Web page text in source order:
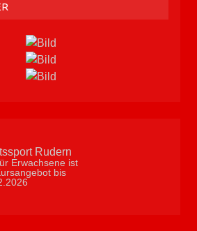
Erwachsene ist
bis